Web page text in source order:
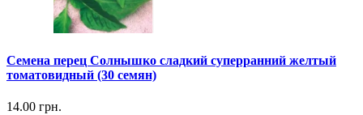
Семена перец Солнышко сладкий суперранний желтый
томатовидный (30 семян)
14.00 грн.